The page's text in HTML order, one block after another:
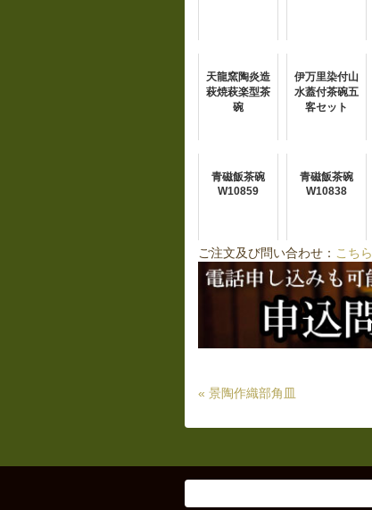
天龍窯陶炎造
萩焼萩楽型茶
碗
伊万里染付山
水蓋付茶碗五
客セット
青磁飯茶碗
W10859
青磁飯茶碗
W10838
ご注文及び問い合わせ： こちら
« 景陶作織部角皿